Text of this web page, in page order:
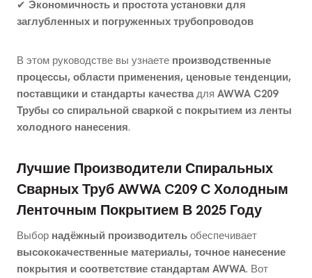
✔ Экономичность и простота установки для
заглубленных и погруженных трубопроводов
В этом руководстве вы узнаете производственные
процессы, области применения, ценовые тенденции,
поставщики и стандарты качествадля AWWA C209
Трубы со спиральной сваркой с покрытием из ленты
холодного нанесения.
Лучшие Производители Спиральных
Сварных Труб AWWA C209 С Холодным
Ленточным Покрытием В 2025 Году
Выбор надёжный производитель обеспечивает
высококачественные материалы, точное нанесение
покрытия и соответствие стандартам AWWA. Вот